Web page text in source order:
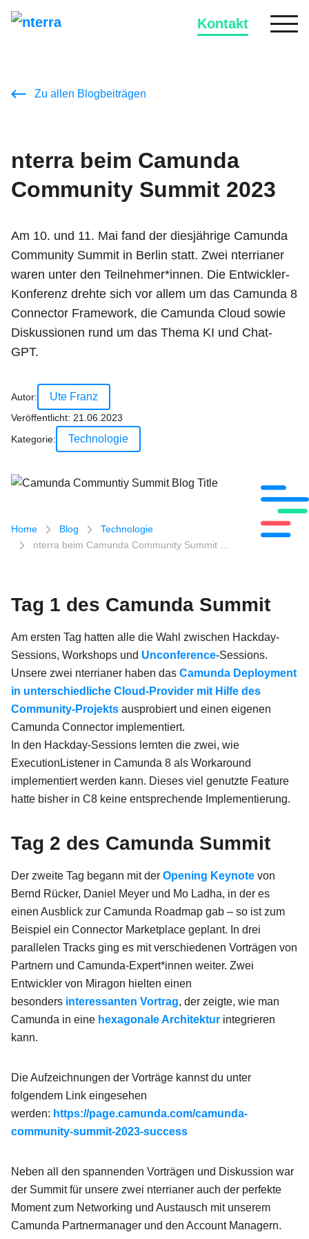
Kontakt
Zu allen Blogbeiträgen
nterra beim Camunda
Community Summit 2023
Am 10. und 11. Mai fand der diesjährige Camunda
Community Summit in Berlin statt. Zwei nterrianer
waren unter den Teilnehmer*innen. Die Entwickler-
Konferenz drehte sich vor allem um das Camunda 8
Connector Framework, die Camunda Cloud sowie
Diskussionen rund um das Thema KI und Chat-
GPT.
Autor: Ute Franz
Veröffentlicht: 21.06.2023
Kategorie:
Technologie
Breadcrumb-Navigation
Home Blog
Technologie
nterra beim Camunda Community Summit …
Tag 1 des Camunda Summit
Am ersten Tag hatten alle die Wahl zwischen Hackday-
Sessions, Workshops und Unconference-Sessions.
Unsere zwei nterrianer haben das Camunda Deployment
in unterschiedliche Cloud-Provider mit Hilfe des
Community-Projekts ausprobiert und einen eigenen
Camunda Connector implementiert.
In den Hackday-Sessions lernten die zwei, wie
ExecutionListener in Camunda 8 als Workaround
implementiert werden kann. Dieses viel genutzte Feature
hatte bisher in C8 keine entsprechende Implementierung.
Tag 2 des Camunda Summit
Der zweite Tag begann mit der Opening Keynote von
Bernd Rücker, Daniel Meyer und Mo Ladha, in der es
einen Ausblick zur Camunda Roadmap gab – so ist zum
Beispiel ein Connector Marketplace geplant. In drei
parallelen Tracks ging es mit verschiedenen Vorträgen von
Partnern und Camunda-Expert*innen weiter. Zwei
Entwickler von Miragon hielten einen
besonders interessanten Vortrag, der zeigte, wie man
Camunda in eine hexagonale Architektur integrieren
kann.
Die Aufzeichnungen der Vorträge kannst du unter
folgendem Link eingesehen
werden: https://page.camunda.com/camunda-
community-summit-2023-success
Neben all den spannenden Vorträgen und Diskussion war
der Summit für unsere zwei nterrianer auch der perfekte
Moment zum Networking und Austausch mit unserem
Camunda Partnermanager und den Account Managern.